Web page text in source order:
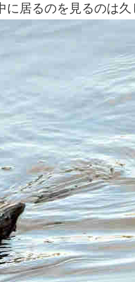
居るのを見るのは久